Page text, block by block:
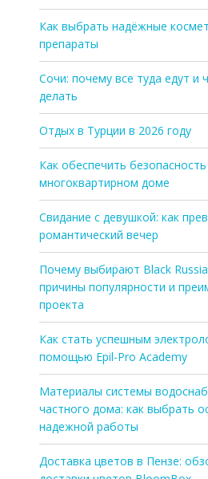
Как выбрать надёжные
препараты
Сочи: почему все туда едут и
делать
Отдых в Турции в 2026 году
Как обеспечить
многоквартирном доме
Свидание с девушкой: как
романтический вечер
Почему выбирают Black
причины популярности и
проекта
Как стать успешным
помощью Epil-Pro Academy
Материалы системы
частного дома: как выбрать
надежной работы
Доставка цветов в Пензе: